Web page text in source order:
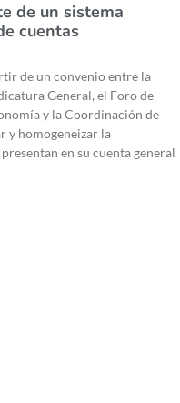
de un sistema
cuentas
de un convenio entre la
General, el Foro de
y la Coordinación de
y homogeneizar la
en su cuenta general